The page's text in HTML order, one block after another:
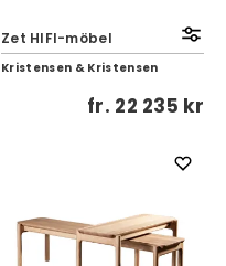
Zet HIFI-möbel
Kristensen & Kristensen
fr. 22 235 kr